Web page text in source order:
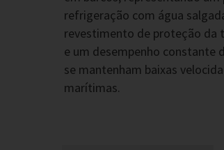
refrigeração com água
revestimento de proteção da
e um desempenho constante
se mantenham baixas
marítimas.